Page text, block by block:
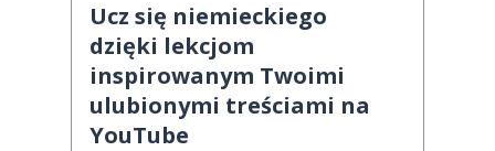
Ucz się niemieckiego
dzięki lekcjom
inspirowanym Twoimi
ulubionymi treściami na
YouTube